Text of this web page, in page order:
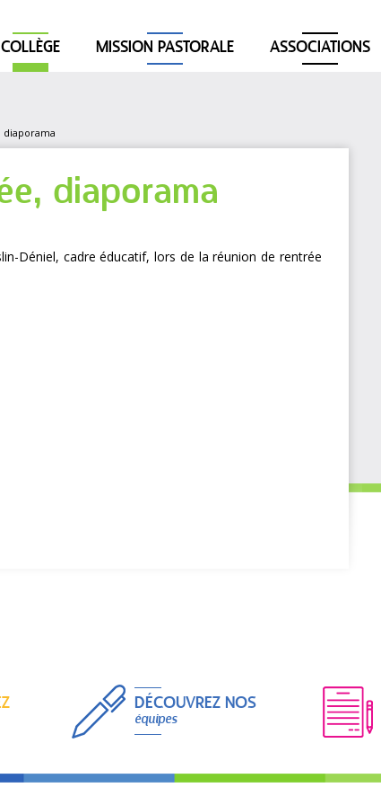
COLLÈGE MISSION PASTORALE ASSOCIATIONS
diaporama
Déniel, cadre éducatif, lors de la réunion de rentrée
DÉCOUVREZ NOS
équipes